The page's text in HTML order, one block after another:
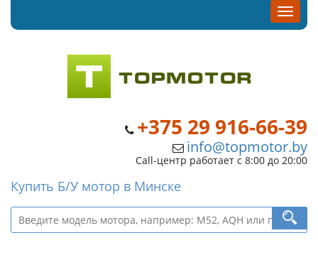
+375 29 916-66-39
info@topmotor.by
Call-центр работает с 8:00 до 20:00
Купить Б/У мотор в Минске